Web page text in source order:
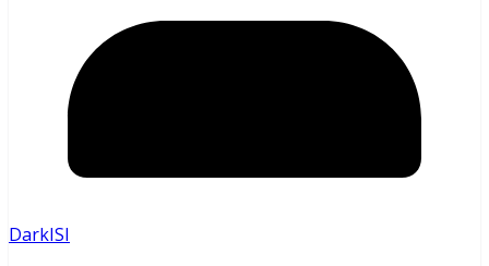
DarkISI